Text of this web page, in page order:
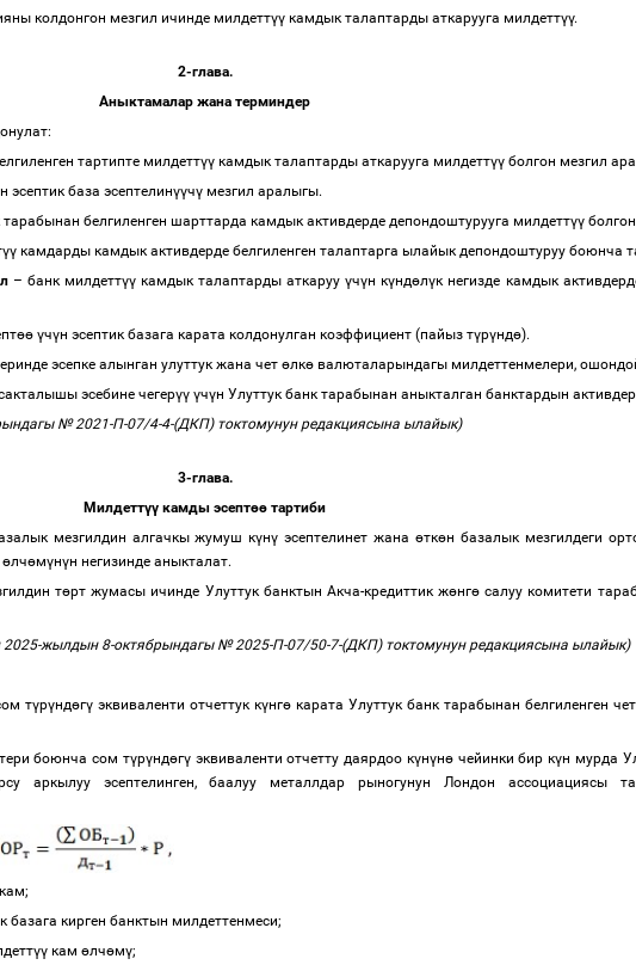
колдонгон мезгил ичинде милдеттүү камдык талаптарды аткарууга милдеттүү.
2-глава.
Аныктамалар жана терминдер
тартипте милдеттүү камдык талаптарды аткарууга милдеттүү болгон мезгил
н эсептик база эсептелинүүчү мезгил аралыгы.
белгиленген шарттарда камдык активдерде депондоштурууга милдеттүү
үү камдарды камдык активдерде белгиленген талаптарга ылайык депондоштуруу боюнча
– банк милдеттүүкамдык талаптарды аткарууүчүн күндөлүк негизде камдык
өө үчүн эсептик базага карата колдонулган коэффициент (пайыз түрүндө).
эсепке алынган улуттук жана чет өлкө валюталарындагы милдеттенмелери,
эсебине чегерүү үчүн Улуттук банк тарабынан аныкталган банктардын
№ 2021-П-07/4-4-(ДКП) токтомунун редакциясына ылайык)
3-глава.
Милдеттүү камды эсептөө тартиби
мезгилдин алгачкы жумуш күнү эсептелинет жана өткөн базалык мезгилдеги
өлчөмүнүн негизинде аныкталат.
төрт жумасы ичинде Улуттук банктын Акча-кредиттик жөнгө салуу комитети
жылдын 8-октябрындагы № 2025-П-07/50-7-(ДКП) токтомунун редакциясына ылайык)
түрүндөгү эквиваленти отчеттук күнгө карата Улуттук банк тарабынан белгиленген чет
боюнча сом түрүндөгүэквиваленти отчетту даярдоо күнүнөчейинки бир күн мурда
аркылуу эсептелинген, баалуу металлдар рыногунун Лондон ассоциациясы
кам;
базага кирген банктын милдеттенмеси;
үү кам өлчөмү;